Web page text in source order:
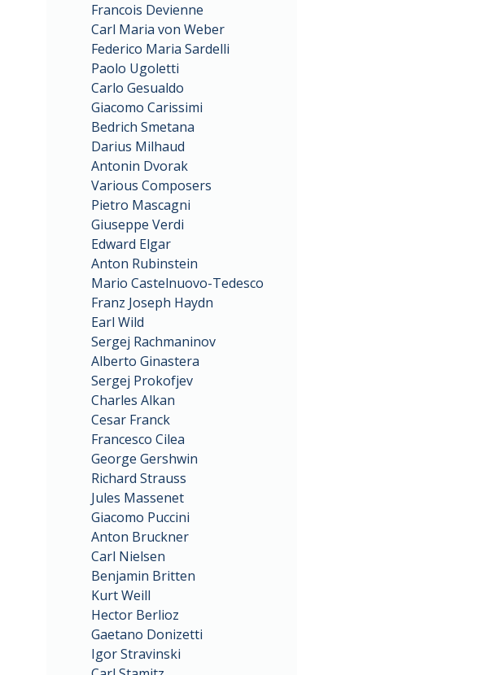
Francois Devienne
Carl Maria von Weber
Federico Maria Sardelli
Paolo Ugoletti
Carlo Gesualdo
Giacomo Carissimi
Bedrich Smetana
Darius Milhaud
Antonin Dvorak
Various Composers
Pietro Mascagni
Giuseppe Verdi
Edward Elgar
Anton Rubinstein
Mario Castelnuovo-Tedesco
Franz Joseph Haydn
Earl Wild
Sergej Rachmaninov
Alberto Ginastera
Sergej Prokofjev
Charles Alkan
Cesar Franck
Francesco Cilea
George Gershwin
Richard Strauss
Jules Massenet
Giacomo Puccini
Anton Bruckner
Carl Nielsen
Benjamin Britten
Kurt Weill
Hector Berlioz
Gaetano Donizetti
Igor Stravinski